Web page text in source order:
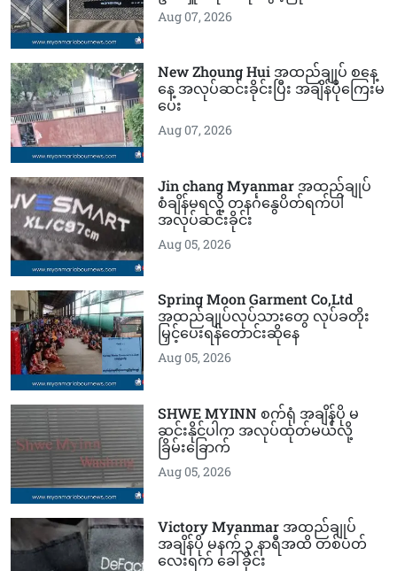
Aug 07, 2026
New Zhoung Hui အထည်ချုပ် စနေ့
နေ့ အလုပ်ဆင်းခိုင်းပြီး အချိန်ပိုကြေးမ
ပေး
Aug 07, 2026
Jin chang Myanmar အထည်ချုပ်
စံချိန်မရလို့ တနင်္ဂနွေပိတ်ရက်ပါ
အလုပ်ဆင်းခိုင်း
Aug 05, 2026
Spring Moon Garment Co,Ltd
အထည်ချုပ်လုပ်သားတွေ လုပ်ခတိုး
မြှင့်ပေးရန်တောင်းဆိုနေ
Aug 05, 2026
SHWE MYINN စက်ရုံ အချိန်ပို မ
ဆင်းနိုင်ပါက အလုပ်ထုတ်မယ်လို့
ခြိမ်းခြောက်
Aug 05, 2026
Victory Myanmar အထည်ချုပ်
အချိန်ပို မနက် ၃ နာရီအထိ တစ်ပတ်
လေးရက် ခေါ်ခိုင်း